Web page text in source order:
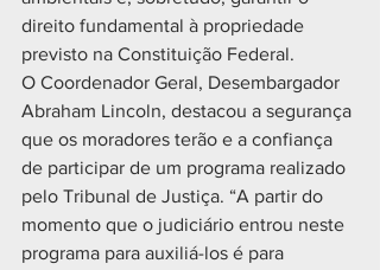
direito fundamental à propriedade
previsto na Constituição Federal.
O Coordenador Geral, Desembargador
Abraham Lincoln, destacou a segurança
que os moradores terão e a confiança
de participar de um programa realizado
pelo Tribunal de Justiça. “A partir do
momento que o judiciário entrou neste
programa para auxiliá-los é para